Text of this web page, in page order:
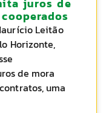
Leitão
Horizonte,
de mora
uma